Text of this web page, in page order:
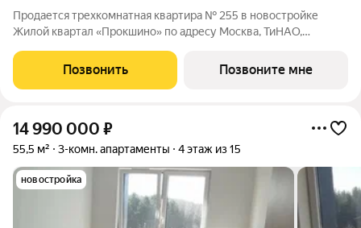
Продается трехкомнатная квартира № 255 в новостройке
Жилой квартал «Прокшино» по адресу Москва, ТиНАО,
административный округ, район Коммунарка, жилой комплекс
Прокшино, 7.1.3. Общая площадь
Позвонить Позвоните мне
14 990 000 ₽
55,5 м² 3-комн. апартаменты 4 этаж из 15
новостройка